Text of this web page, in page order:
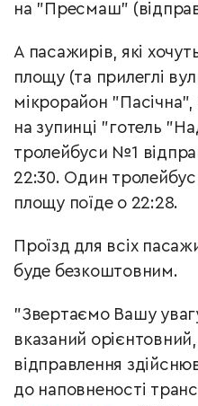
на "Пресмаш"
А пасажирів, які
площу (та прилеглі
мікрорайон
на зупинці "готель
тролейбуси №1
22:30. Один
площу поїде о 22:28.
Проїзд для всіх
буде безкоштовним.
"Звертаємо Вашу
вказаний
відправлення
до наповненості